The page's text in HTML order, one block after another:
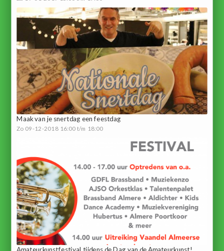
Maak van je snertdag een feestdag
Zo 09-12-2018 16:00 t/m 18:00
Amateurkunstfestival tijdens de Dag van de Amateurkunst!